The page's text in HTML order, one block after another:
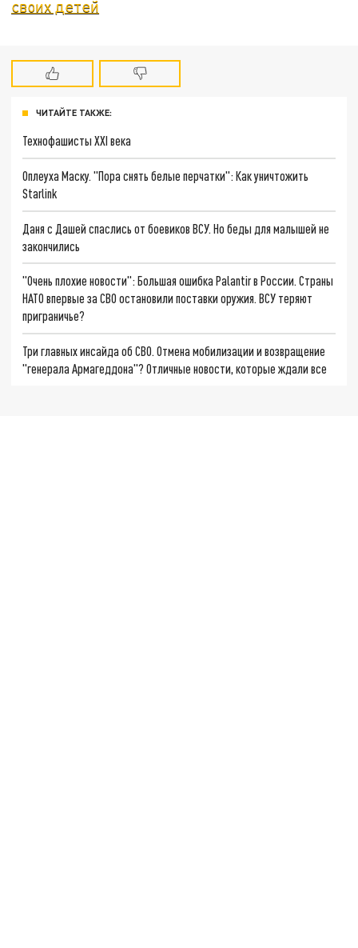
своих детей
ЧИТАЙТЕ ТАКЖЕ:
Технофашисты XXI века
Оплеуха Маску. "Пора снять белые перчатки": Как уничтожить
Starlink
Даня с Дашей спаслись от боевиков ВСУ. Но беды для малышей не
закончились
"Очень плохие новости": Большая ошибка Palantir в России. Страны
НАТО впервые за СВО остановили поставки оружия. ВСУ теряют
приграничье?
Три главных инсайда об СВО. Отмена мобилизации и возвращение
"генерала Армагеддона"? Отличные новости, которые ждали все